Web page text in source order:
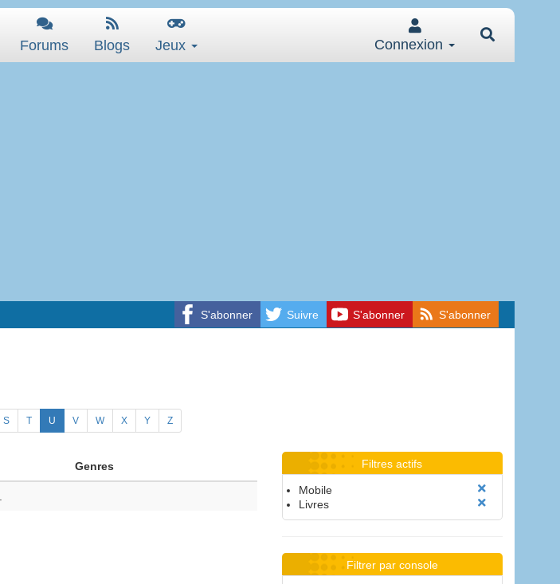
Forums Blogs Jeux Connexion
S'abonner Suivre S'abonner S'abonner
S T U V W X Y Z
Genres Filtres actifs
Mobile
Livres
Filtrer par console